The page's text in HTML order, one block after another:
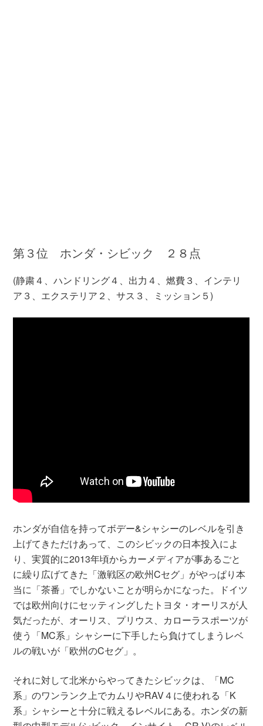
第３位 ホンダ・シビック ２８点
(静粛４、ハンドリング４、出力４、燃費３、インテリ
ア３、エクステリア２、サス３、ミッション５)
ホンダが自信を持ってボデー&シャシーのレベルを引き
上げてきただけあって、このシビックの日本投入によ
り、実質的に2013年頃からカーメディアが事あるごと
に繰り広げてきた「激戦区の欧州Cセグ」がやっぱり本
当に「茶番」でしかないことが明らかになった。ドイツ
では欧州向けにセッティングしたトヨタ・オーリスが人
気だったが、オーリス、プリウス、カローラスポーツが
使う「MC系」シャシーに下手したら負けてしまうレベ
ルの戦いが「欧州のCセグ」。
それに対して北米からやってきたシビックは、「MC
系」のワンランク上でカムリやRAV４に使われる「K
系」シャシーと十分に戦えるレベルにある。ホンダの新